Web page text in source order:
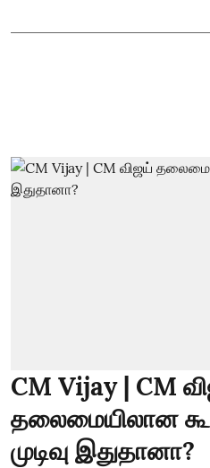
CM Vijay | CM
தலைமையிலான
முடிவு இதுதானா?